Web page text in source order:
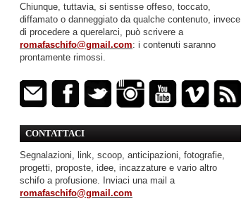
Chiunque, tuttavia, si sentisse offeso, toccato,
diffamato o danneggiato da qualche contenuto, invece
di procedere a querelarci, può scrivere a
romafaschifo@gmail.com: i contenuti saranno
prontamente rimossi.
CONTATTACI
Segnalazioni, link, scoop, anticipazioni, fotografie,
progetti, proposte, idee, incazzature e vario altro
schifo a profusione. Inviaci una mail a
romafaschifo@gmail.com